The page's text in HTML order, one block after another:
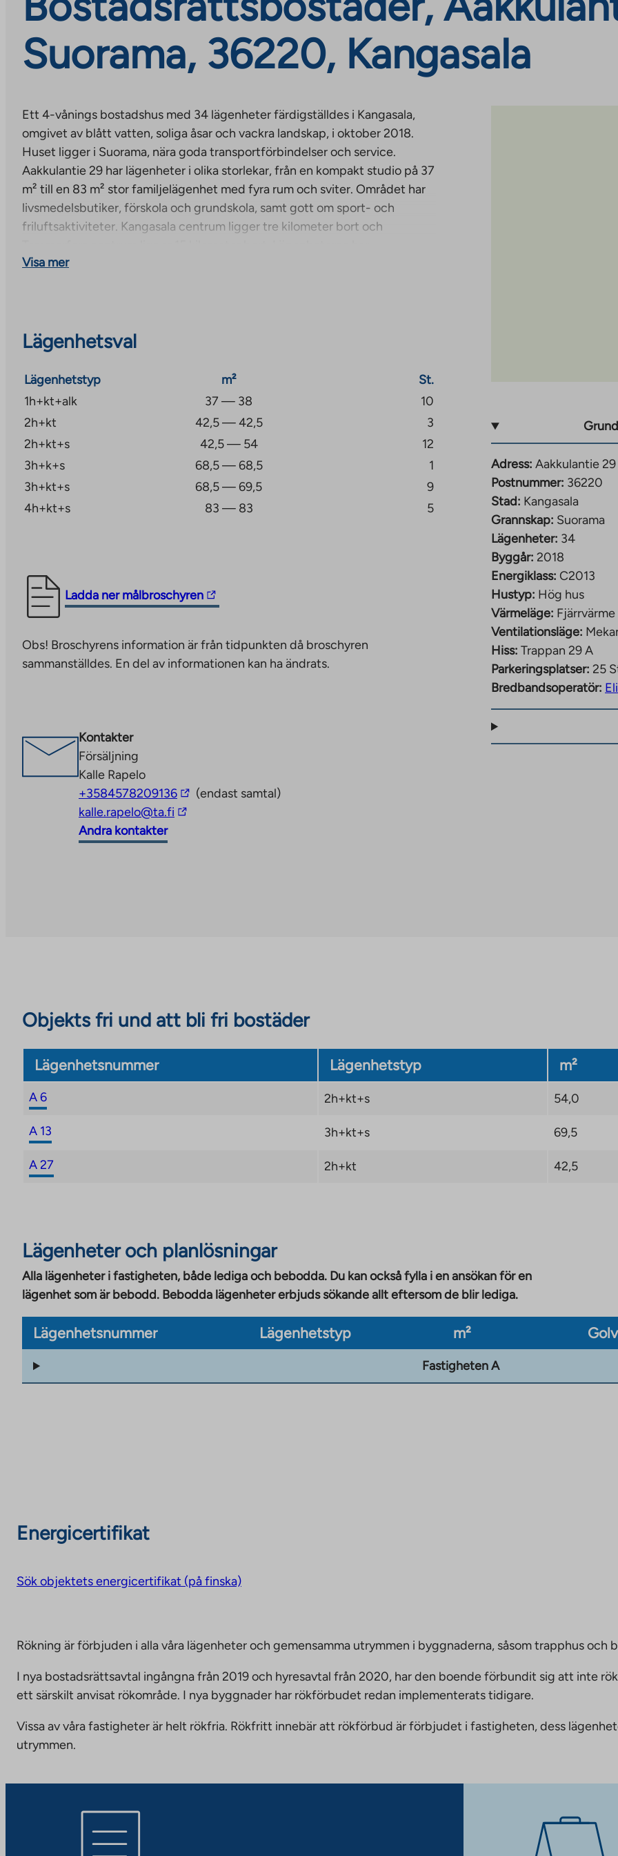
Suorama, 36220, Kangasala
Ett 4-vånings bostadshus med 34 lägenheter färdigställdes i Kangasala,
omgivet av blått vatten, soliga åsar och vackra landskap, i oktober 2018.
Huset ligger i Suorama, nära goda transportförbindelser och service.
Aakkulantie 29 har lägenheter i olika storlekar, från en kompakt studio på 37
m² till en 83 m² stor familjelägenhet med fyra rum och sviter. Området har
livsmedelsbutiker, förskola och grundskola, samt gott om sport- och
friluftsaktiviteter. Kangasala centrum ligger tre kilometer bort och
laminatgolv, kaklade väggar och golv i badrummen. Köket har en
Visa mer
Lägenhetsval
Lägenhetstyp m²
St.
1h+kt+alk
37 — 38
10
2h+kt
42,5 — 42,5
3
2h+kt+s
42,5 — 54
12
3h+k+s
68,5 — 68,5
1
3h+kt+s
68,5 — 69,5
9
4h+kt+s
83 — 83 5
Ladda ner målbroschyren
The
you
to
Link
opens
in
new
tab
Obs! Broschyrens information är från tidpunkten då broschyren
sammanställdes. En del av informationen kan ha ändrats.
Kontakter
Försäljning
Kalle Rapelo
+3584578209136The
link
(endast samtal)
kalle.rapelo@ta.fi The
Andra kontakter
Adress: Aakkulantie 29
Postnummer: 36220
Stad: Kangasala
Grannskap: Suorama
Lägenheter: 34
Byggår: 2018
Energiklass: C2013
Hustyp: Hög hus
Värmeläge: Fjärrvärme
Ventilationsläge:
Hiss: Trappan 29 A
Parkeringsplatser: 25
Bredbandsoperatör:
Objekts fri und att bli fri bostäder
Lägenhetsnummer Lägenhetstyp m²
A 6 2h+kt+s 54,0
A 13 3h+kt+s 69,5
A 27 2h+kt 42,5
Lägenheter och planlösningar
Alla lägenheter i fastigheten, både lediga och bebodda. Du kan också fylla i en ansökan för en
lägenhet som är bebodd. Bebodda lägenheter erbjuds sökande allt eftersom de blir lediga.
Lägenhetsnummer Lägenhetstyp m² Golv
Fastigheten A
Energicertifikat
Sök objektets energicertifikat (på finska)
Rökning är förbjuden i alla våra lägenheter och gemensamma utrymmen i byggnaderna, såsom trapphus och
I nya bostadsrättsavtal ingångna från 2019 och hyresavtal från 2020, har den boende förbundit sig att inte
ett särskilt anvisat rökområde. I nya byggnader har rökförbudet redan implementerats tidigare.
Vissa av våra fastigheter är helt rökfria. Rökfritt innebär att rökförbud är förbjudet i fastigheten, dess
utrymmen.